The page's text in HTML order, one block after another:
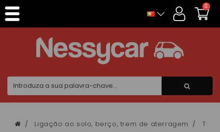
0
Ligação ao solo, berço, trem de aterragem
Painel de Gerenciamento de Cookies